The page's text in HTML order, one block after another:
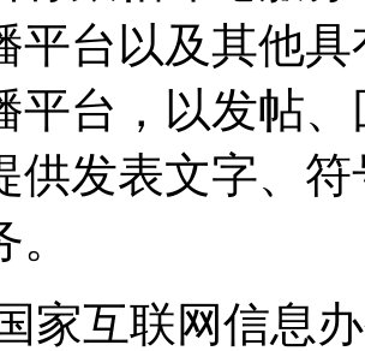
平台以及其他
平台，以发帖
供发表文字、
家互联网信息